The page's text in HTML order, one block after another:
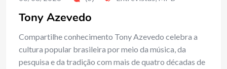
Tony Azevedo
Compartilhe conhecimento Tony Azevedo celebra a
cultura popular brasileira por meio da música, da
pesquisa e da tradição com mais de quatro décadas de